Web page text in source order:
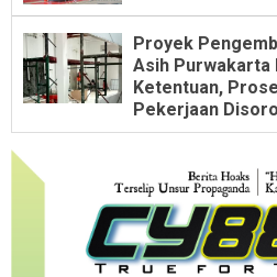
Proyek
Asih Purwakarta
Ketentuan,
Pekerjaan